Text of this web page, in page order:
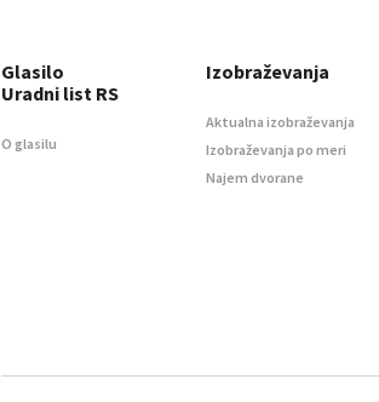
Glasilo
Uradni list RS
O glasilu
Izobraževanja
Aktualna izobraževanja
Izobraževanja po meri
Najem dvorane